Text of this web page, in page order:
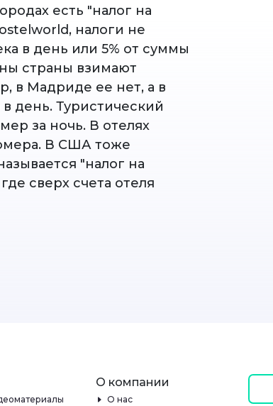
есть "налог на
налоги не
в день или 5% от суммы
страны взимают
в Мадриде ее нет, а в
день. Туристический
за ночь. В отелях
В США тоже
"налог на
сверх счета отеля
О компании
О нас